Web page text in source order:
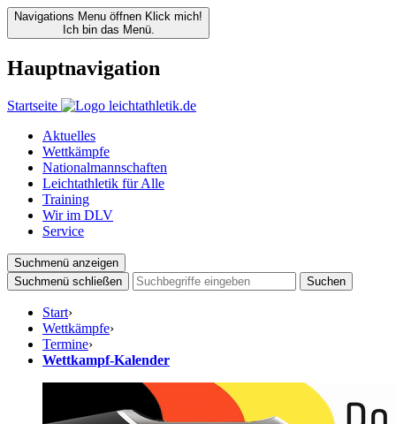
Navigations Menu öffnen Klick mich!
Ich bin das Menü.
Hauptnavigation
Startseite
Aktuelles
Wettkämpfe
Nationalmannschaften
Leichtathletik für Alle
Training
Wir im DLV
Service
Suchmenü anzeigen
Suchmenü schließen
Suchen
Start›
Wettkämpfe›
Termine›
Wettkampf-Kalender